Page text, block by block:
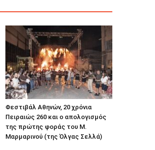
Φεστιβάλ Αθηνών, 20 χρόνια
Πειραιώς 260 και ο απολογισμός
της πρώτης φοράς του Μ.
Μαρμαρινού (της Όλγας Σελλά)